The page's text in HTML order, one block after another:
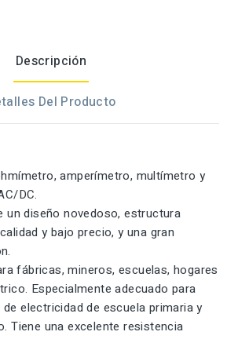
Descripción
Del Producto
amperímetro, multímetro y
DC.
un diseño novedoso, estructura
y bajo precio, y una gran
fábricas, mineros, escuelas, hogares
Especialmente adecuado para
electricidad de escuela primaria y
Tiene una excelente resistencia